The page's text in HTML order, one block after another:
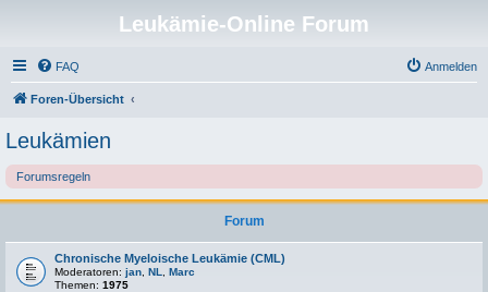
Leukämie-Online Forum
FAQ Anmelden
Foren-Übersicht
Leukämien
Forumsregeln
Forum
Chronische Myeloische Leukämie (CML)
Moderatoren: jan NL
Marc
Themen: 1975